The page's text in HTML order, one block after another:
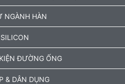
NGÀNH HÀN
ĐƯỜNG ỐNG
& DÂN DỤNG